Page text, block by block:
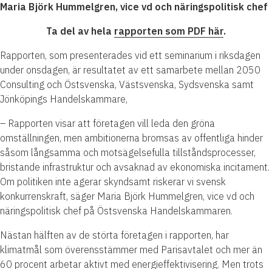
Maria Björk Hummelgren, vice vd och näringspolitisk chef
Ta del av hela rapporten som PDF här.
Rapporten, som presenterades vid ett seminarium i riksdagen
under onsdagen, är resultatet av ett samarbete mellan 2050
Consulting och Östsvenska, Västsvenska, Sydsvenska samt
Jönköpings Handelskammare,
– Rapporten visar att företagen vill leda den gröna
omställningen, men ambitionerna bromsas av offentliga hinder
såsom långsamma och motsägelsefulla tillståndsprocesser,
bristande infrastruktur och avsaknad av ekonomiska incitament.
Om politiken inte agerar skyndsamt riskerar vi svensk
konkurrenskraft, säger Maria Björk Hummelgren, vice vd och
näringspolitisk chef på Östsvenska Handelskammaren.
Nästan hälften av de störta företagen i rapporten, har
klimatmål som överensstämmer med Parisavtalet och mer än
60 procent arbetar aktivt med energieffektivisering. Men trots